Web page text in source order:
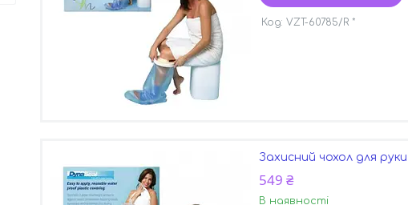
VZT-60785/R *
Захисний чохол для
549 ₴
В наявності